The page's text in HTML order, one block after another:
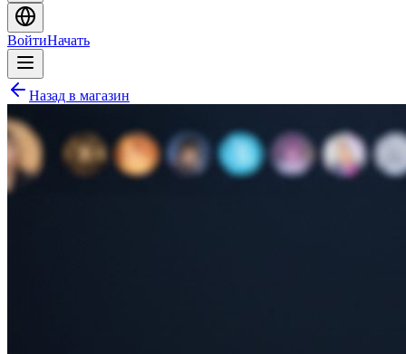
ВойтиНачать
Назад в магазин